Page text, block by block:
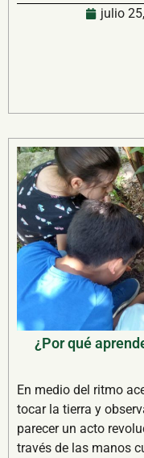
julio
¿Por qué
En medio del ritmo
tocar la tierra y
parecer un acto
través de las manos